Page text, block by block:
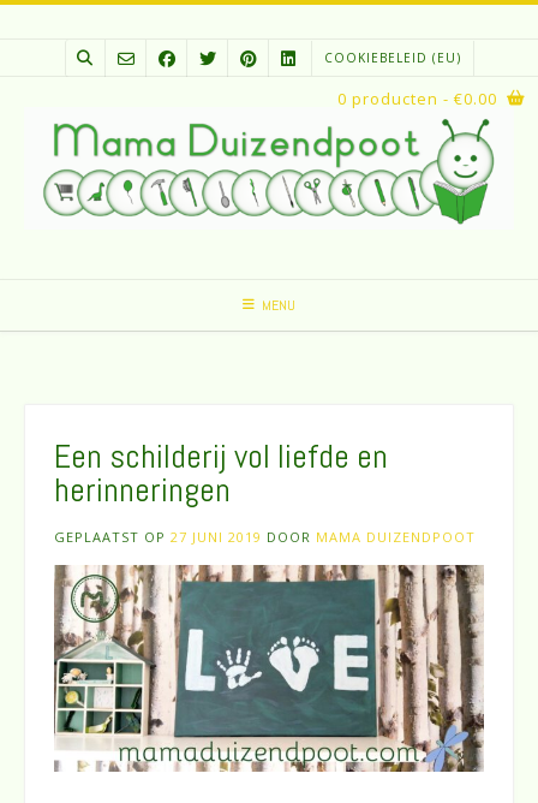
Spring
COOKIEBELEID (EU)
MENU
0 producten - €0.00
Een schilderij vol liefde en
herinneringen
GEPLAATST OP 27 JUNI 2019 DOOR MAMA DUIZENDPOOT